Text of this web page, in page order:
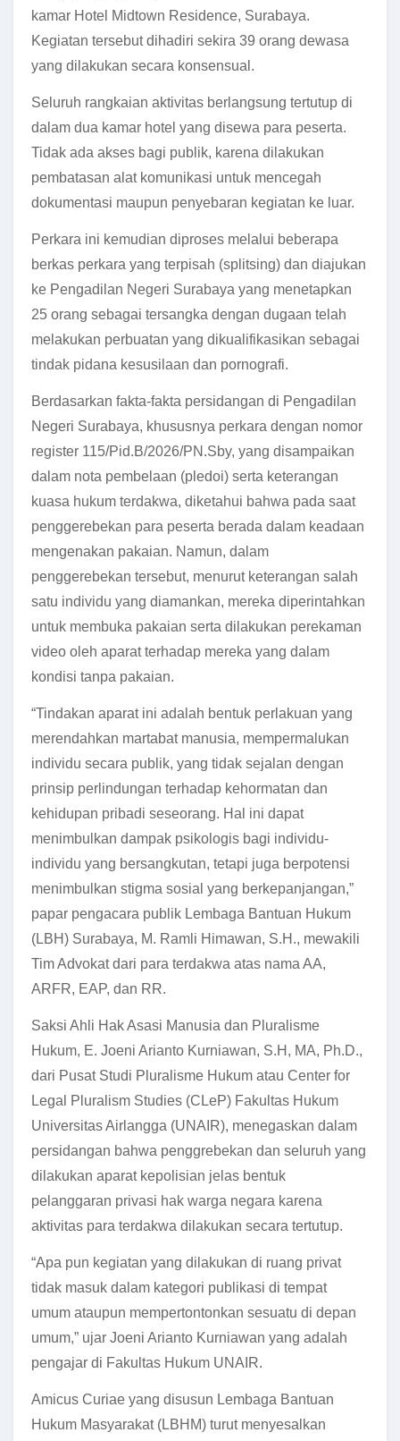
kamar Hotel Midtown Residence, Surabaya.
Kegiatan tersebut dihadiri sekira 39 orang dewasa
yang dilakukan secara konsensual.
Seluruh rangkaian aktivitas berlangsung tertutup di
dalam dua kamar hotel yang disewa para peserta.
Tidak ada akses bagi publik, karena dilakukan
pembatasan alat komunikasi untuk mencegah
dokumentasi maupun penyebaran kegiatan ke luar.
Perkara ini kemudian diproses melalui beberapa
berkas perkara yang terpisah (splitsing) dan diajukan
ke Pengadilan Negeri Surabaya yang menetapkan
25 orang sebagai tersangka dengan dugaan telah
melakukan perbuatan yang dikualifikasikan sebagai
tindak pidana kesusilaan dan pornografi.
Berdasarkan fakta-fakta persidangan di Pengadilan
Negeri Surabaya, khususnya perkara dengan nomor
register 115/Pid.B/2026/PN.Sby, yang disampaikan
dalam nota pembelaan (pledoi) serta keterangan
kuasa hukum terdakwa, diketahui bahwa pada saat
penggerebekan para peserta berada dalam keadaan
mengenakan pakaian. Namun, dalam
penggerebekan tersebut, menurut keterangan salah
satu individu yang diamankan, mereka diperintahkan
untuk membuka pakaian serta dilakukan perekaman
video oleh aparat terhadap mereka yang dalam
kondisi tanpa pakaian.
“Tindakan aparat ini adalah bentuk perlakuan yang
merendahkan martabat manusia, mempermalukan
individu secara publik, yang tidak sejalan dengan
prinsip perlindungan terhadap kehormatan dan
kehidupan pribadi seseorang. Hal ini dapat
menimbulkan dampak psikologis bagi individu-
individu yang bersangkutan, tetapi juga berpotensi
menimbulkan stigma sosial yang berkepanjangan,”
papar pengacara publik Lembaga Bantuan Hukum
(LBH) Surabaya, M. Ramli Himawan, S.H., mewakili
Tim Advokat dari para terdakwa atas nama AA,
ARFR, EAP, dan RR.
Saksi Ahli Hak Asasi Manusia dan Pluralisme
Hukum, E. Joeni Arianto Kurniawan, S.H, MA, Ph.D.,
dari Pusat Studi Pluralisme Hukum atau Center for
Legal Pluralism Studies (CLeP) Fakultas Hukum
Universitas Airlangga (UNAIR), menegaskan dalam
persidangan bahwa penggrebekan dan seluruh yang
dilakukan aparat kepolisian jelas bentuk
pelanggaran privasi hak warga negara karena
aktivitas para terdakwa dilakukan secara tertutup.
“Apa pun kegiatan yang dilakukan di ruang privat
tidak masuk dalam kategori publikasi di tempat
umum ataupun mempertontonkan sesuatu di depan
umum,” ujar Joeni Arianto Kurniawan yang adalah
pengajar di Fakultas Hukum UNAIR.
Amicus Curiae yang disusun Lembaga Bantuan
Hukum Masyarakat (LBHM) turut menyesalkan